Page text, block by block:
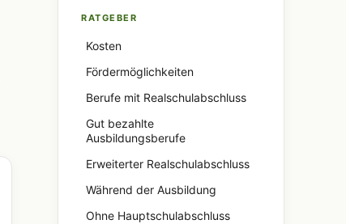
RATGEBER
Kosten
Fördermöglichkeiten
Berufe mit Realschulabschluss
Gut bezahlte
Ausbildungsberufe
Erweiterter Realschulabschluss
Während der Ausbildung
Ohne Hauptschulabschluss